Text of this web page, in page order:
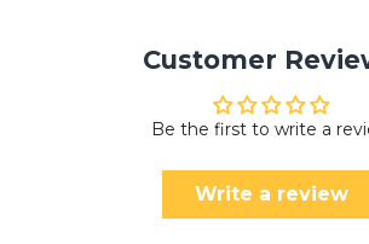
Customer
Be the first to write a
Write a review